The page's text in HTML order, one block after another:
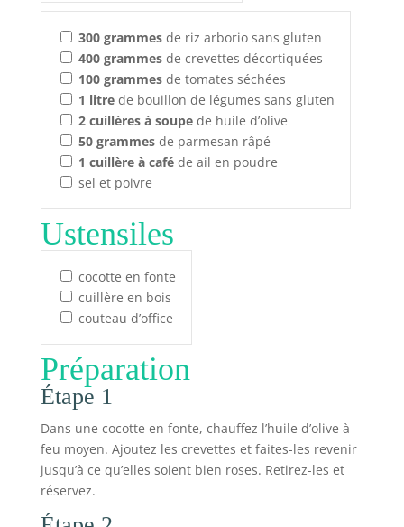
300 grammesde riz arborio sans gluten
400 grammesde crevettes décortiquées
100 grammesde tomates séchées
1 litrede bouillon de légumes sans gluten
2 cuillères à soupede huile d’olive
50 grammesde parmesan râpé
1 cuillère à caféde ail en poudre
sel et poivre
Ustensiles
cocotte en fonte
cuillère en bois
couteau d’office
Préparation
Étape 1
Dans une cocotte en fonte, chauffez l’huile d’olive à
feu moyen. Ajoutez les crevettes et faites-les revenir
jusqu’à ce qu’elles soient bien roses. Retirez-les et
réservez.